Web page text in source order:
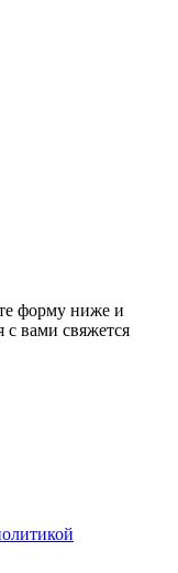
форму ниже и
вами свяжется